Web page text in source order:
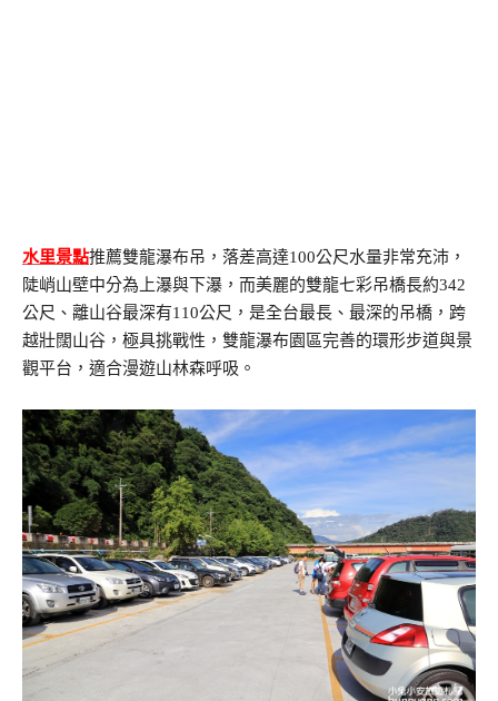
水里景點推薦雙龍瀑布吊，落差高達100公尺水量非常充沛，
陡峭山壁中分為上瀑與下瀑，而美麗的雙龍七彩吊橋長約342
公尺、離山谷最深有110公尺，是全台最長、最深的吊橋，跨
越壯闊山谷，極具挑戰性，雙龍瀑布園區完善的環形步道與景
觀平台，適合漫遊山林森呼吸。